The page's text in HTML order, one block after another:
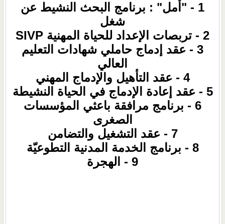
1 - "أمل" : برنامج البحث النشيط عن
شغل
2 - تربصات الإعداد للحياة المهنية SIVP
3 - عقد إدماج حاملي شهادات التعليم
العالي
4 - عقد التأهيل والإدماج المهني
5 - عقد إعادة الإدماج في الحياة النشيطة
6 - برنامج مرافقة باعثي المؤسسات
الصغرى
7 - عقد التشغيل والتضامن
8 - برنامج الخدمة المدنية التطوعيّة
9 - الهجرة